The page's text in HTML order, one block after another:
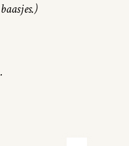
baasjes.)
.